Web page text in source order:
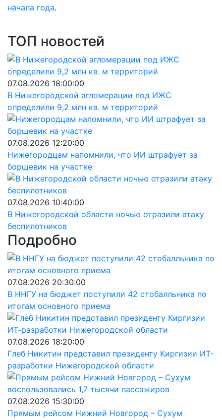
начала года.
ТОП новостей
07.08.2026 18:00:00
В Нижегородской агломерации под ИЖС
определили 9,2 млн кв. м территорий
07.08.2026 12:20:00
Нижегородцам напомнили, что ИИ штрафует за
борщевик на участке
07.08.2026 10:40:00
В Нижегородской области ночью отразили атаку
беспилотников
Подробно
07.08.2026 20:30:00
В ННГУ на бюджет поступили 42 стобалльника по
итогам основного приема
07.08.2026 18:20:00
Глеб Никитин представил президенту Киргизии ИТ-
разработки Нижегородской области
07.08.2026 15:30:00
Прямым рейсом Нижний Новгород – Сухум